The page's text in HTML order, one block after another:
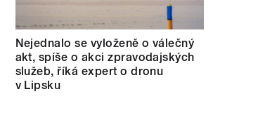
Nejednalo se vyloženě o válečný
akt, spíše o akci zpravodajských
služeb, říká expert o dronu
v Lipsku